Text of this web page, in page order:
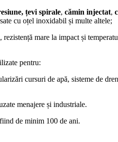
țevi spirale, cămin injectat,
cu oțel inoxidabil și multe altele;
mare la impact și
pentru:
cursuri de apă, sisteme de
menajere și industriale.
de minim 100 de ani.